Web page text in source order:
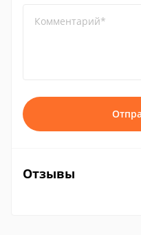
Комментарий*
Отзывы